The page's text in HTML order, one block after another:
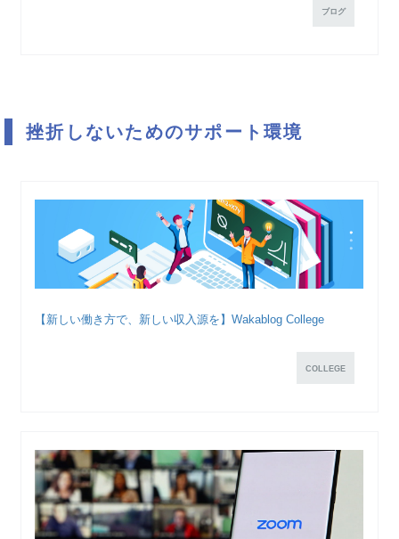
ブログ
挫折しないためのサポート環境
【新しい働き方で、新しい収入源を】Wakablog College
COLLEGE